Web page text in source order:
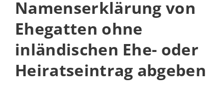
Namenserklärung von
Ehegatten ohne
inländischen Ehe- oder
Heiratseintrag abgeben